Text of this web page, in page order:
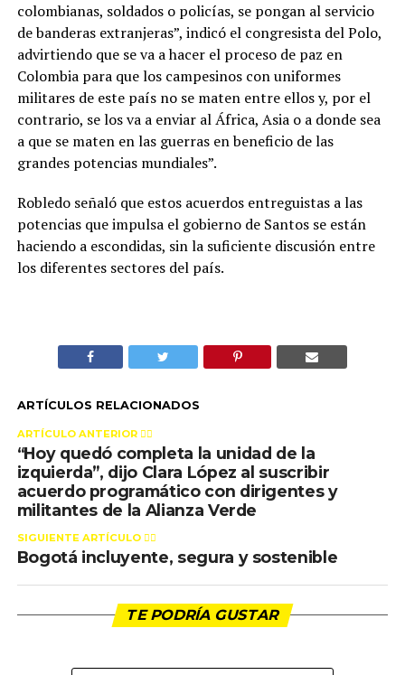
colombianas, soldados o policías, se pongan al servicio
de banderas extranjeras”, indicó el congresista del Polo,
advirtiendo que se va a hacer el proceso de paz en
Colombia para que los campesinos con uniformes
militares de este país no se maten entre ellos y, por el
contrario, se los va a enviar al África, Asia o a donde sea
a que se maten en las guerras en beneficio de las
grandes potencias mundiales”.
Robledo señaló que estos acuerdos entreguistas a las
potencias que impulsa el gobierno de Santos se están
haciendo a escondidas, sin la suficiente discusión entre
los diferentes sectores del país.
ARTÍCULOS RELACIONADOS
ARTÍCULO ANTERIOR 👉🏻
“Hoy quedó completa la unidad de la
izquierda”, dijo Clara López al suscribir
acuerdo programático con dirigentes y
militantes de la Alianza Verde
SIGUIENTE ARTÍCULO 👈🏻
Bogotá incluyente, segura y sostenible
TE PODRÍA GUSTAR